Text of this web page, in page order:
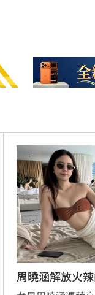
周曉涵解放火